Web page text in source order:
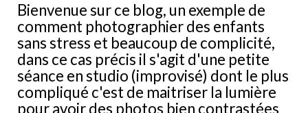
Bienvenue sur ce blog, un exemple de
comment photographier des enfants
sans stress et beaucoup de complicité,
dans ce cas précis il s'agit d'une petite
séance en studio (improvisé) dont le plus
compliqué c'est de maitriser la lumière
pour avoir des photos bien contrastées